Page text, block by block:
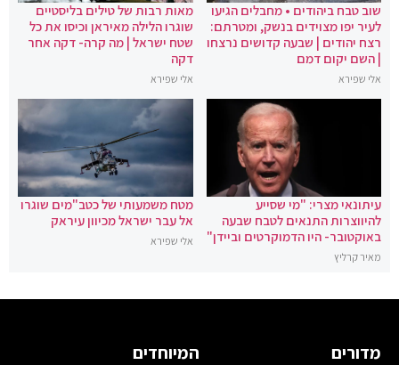
שוב טבח ביהודים • מחבלים הגיעו
לעיר יפו מצוידים בנשק, ומטרתם:
רצח יהודים | שבעה קדושים נרצחו
| השם יקום דמם
אלי שפירא
מאות רבות של טילים בליסטיים
שוגרו הלילה מאיראן וכיסו את כל
שטח ישראל | מה קרה- דקה אחר
דקה
אלי שפירא
עיתונאי מצרי: "מי שסייע
להיווצרות התנאים לטבח שבעה
באוקטובר- היו הדמוקרטים וביידן"
מאיר קרליץ
מטח משמעותי של כטב"מים שוגרו
אל עבר ישראל מכיוון עיראק
אלי שפירא
מדורים המיוחדים